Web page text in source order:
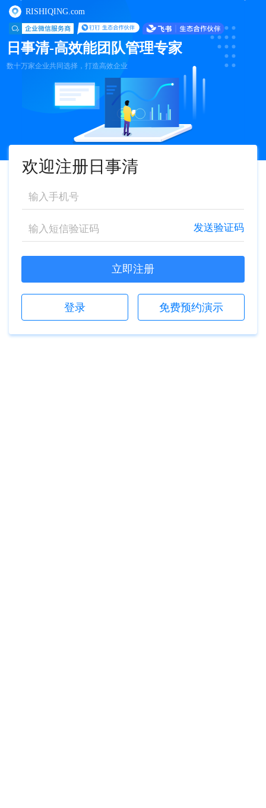
RISHIQING.com
日事清-高效能团队管理专家
数十万家企业共同选择，打造高效企业
欢迎注册日事清
发送验证码
立即注册
登录 免费预约演示